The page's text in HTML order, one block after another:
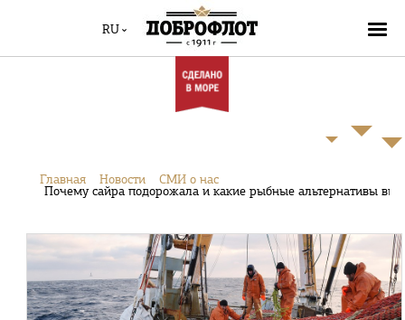
RU
Главная Новости
СМИ о нас
Почему сайра подорожала и какие рыбные альтернативы